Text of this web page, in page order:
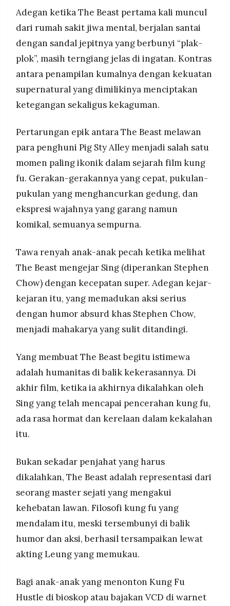
Adegan ketika The Beast pertama kali muncul
dari rumah sakit jiwa mental, berjalan santai
dengan sandal jepitnya yang berbunyi “plak-
plok”, masih terngiang jelas di ingatan. Kontras
antara penampilan kumalnya dengan kekuatan
supernatural yang dimilikinya menciptakan
ketegangan sekaligus kekaguman.
Pertarungan epik antara The Beast melawan
para penghuni Pig Sty Alley menjadi salah satu
momen paling ikonik dalam sejarah film kung
fu. Gerakan-gerakannya yang cepat, pukulan-
pukulan yang menghancurkan gedung, dan
ekspresi wajahnya yang garang namun
komikal, semuanya sempurna.
Tawa renyah anak-anak pecah ketika melihat
The Beast mengejar Sing (diperankan Stephen
Chow) dengan kecepatan super. Adegan kejar-
kejaran itu, yang memadukan aksi serius
dengan humor absurd khas Stephen Chow,
menjadi mahakarya yang sulit ditandingi.
Yang membuat The Beast begitu istimewa
adalah humanitas di balik kekerasannya. Di
akhir film, ketika ia akhirnya dikalahkan oleh
Sing yang telah mencapai pencerahan kung fu,
ada rasa hormat dan kerelaan dalam kekalahan
itu.
Bukan sekadar penjahat yang harus
dikalahkan, The Beast adalah representasi dari
seorang master sejati yang mengakui
kehebatan lawan. Filosofi kung fu yang
mendalam itu, meski tersembunyi di balik
humor dan aksi, berhasil tersampaikan lewat
akting Leung yang memukau.
Bagi anak-anak yang menonton Kung Fu
Hustle di bioskop atau bajakan VCD di warnet